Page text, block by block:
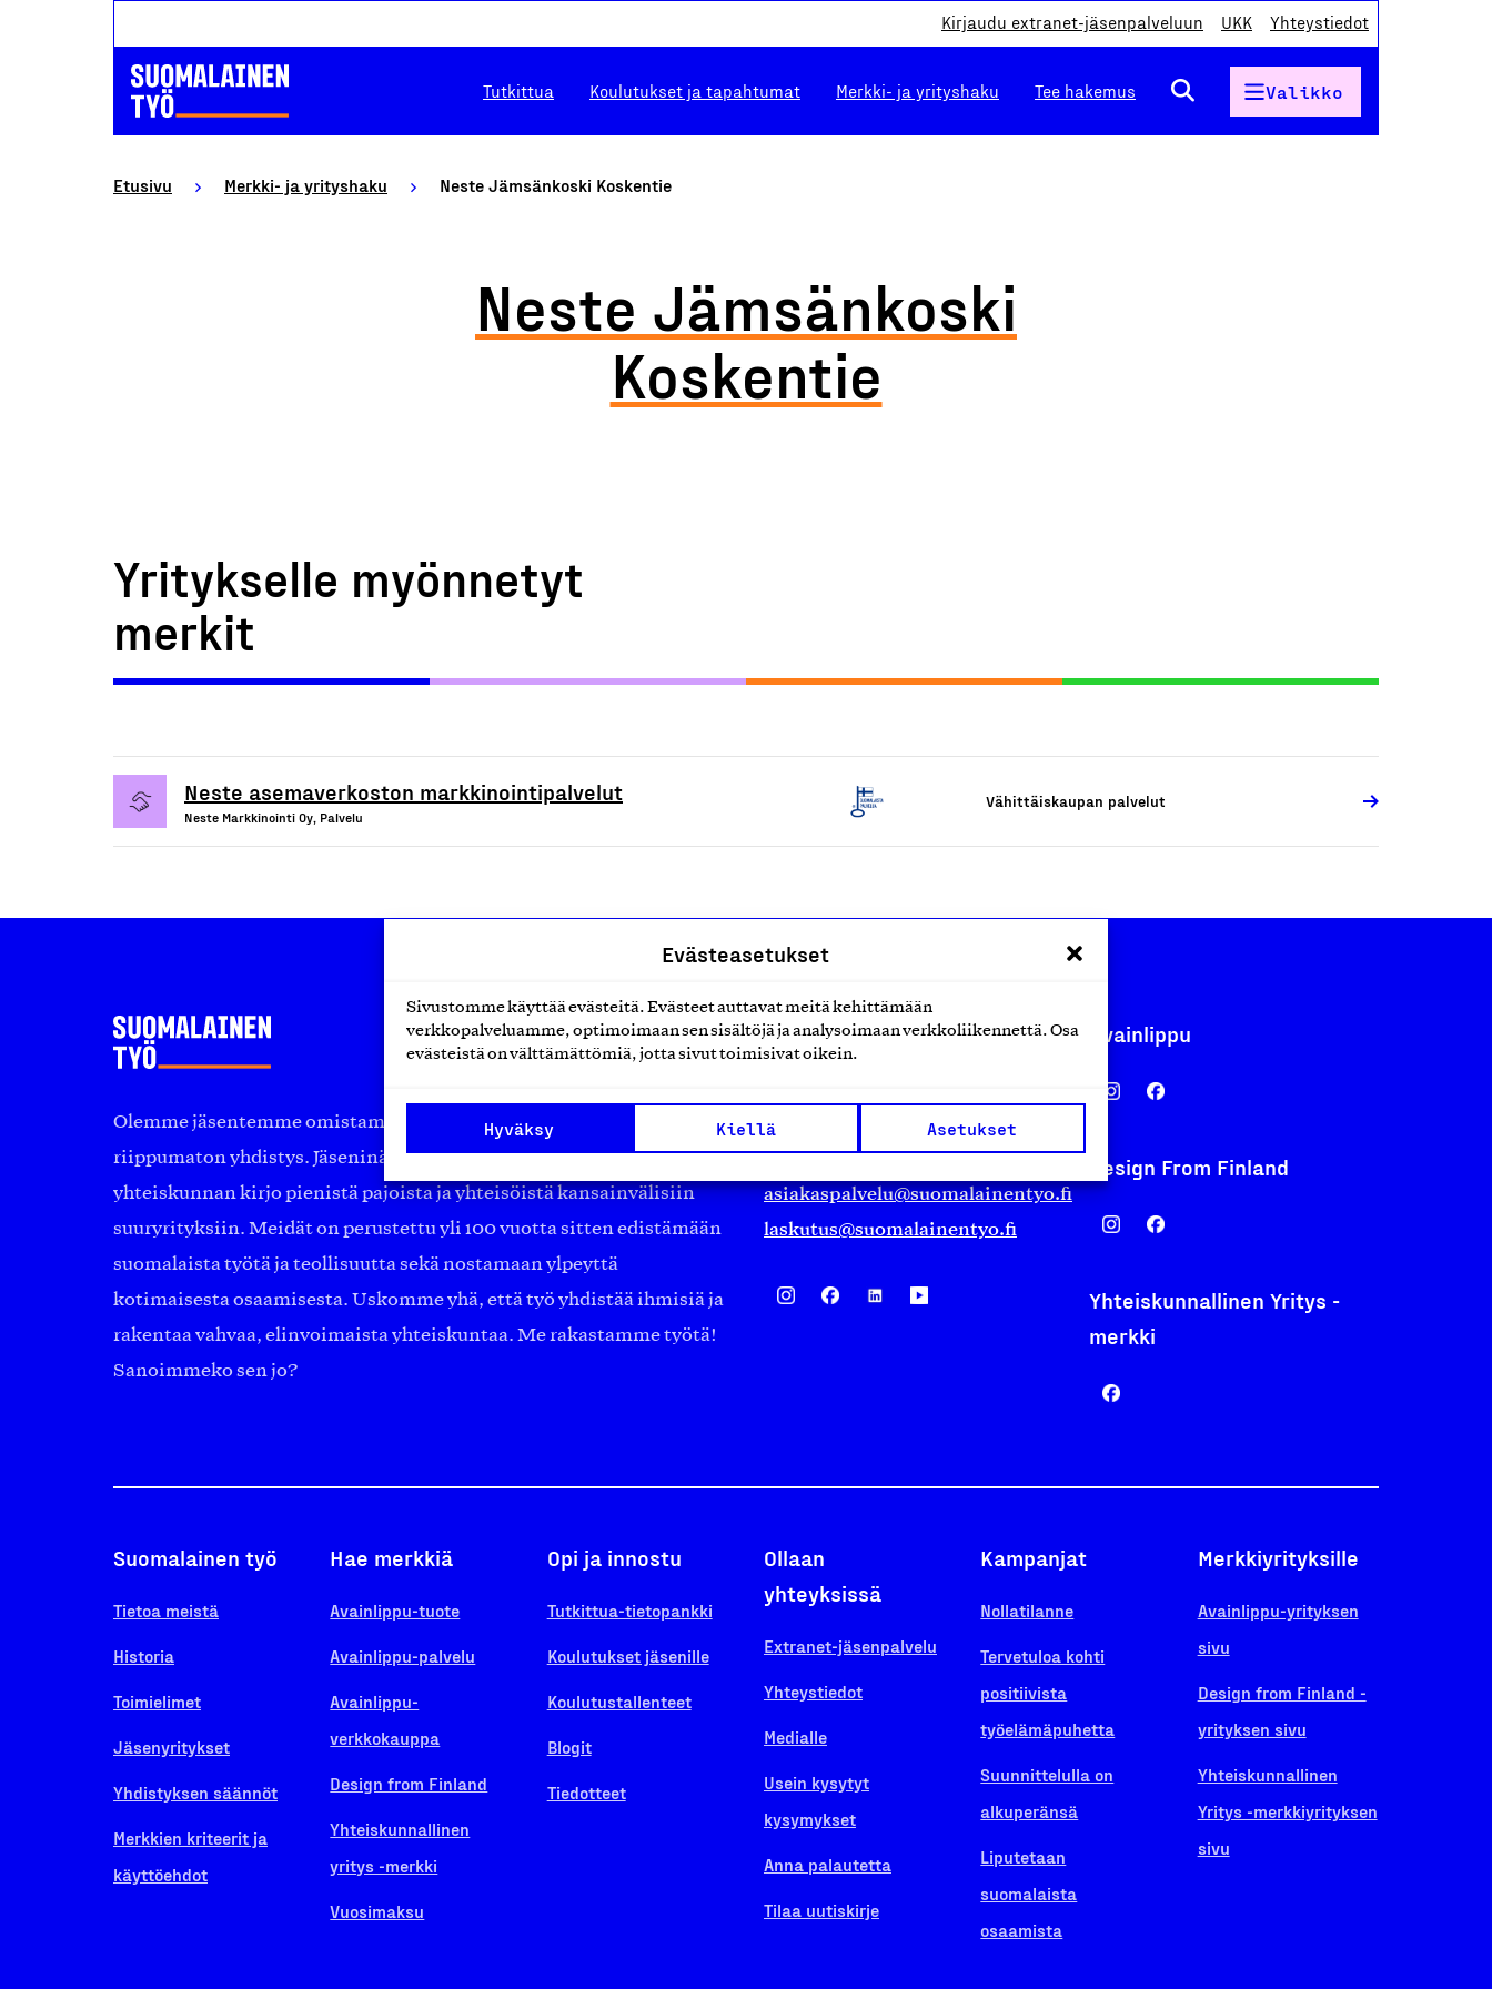
Evästeasetukset
Sivustomme käyttää evästeitä. Evästeet auttavat meitä kehittämään
verkkopalveluamme, optimoimaan sen sisältöjä ja analysoimaan verkkoliikennettä. Osa
evästeistä on välttämättömiä, jotta sivut toimisivat oikein.
Hyväksy Kiellä Asetukset
Kirjaudu extranet-jäsenpalveluun UKK Yhteystiedot
Tutkittua Koulutukset ja tapahtumat Merkki- ja yrityshaku Tee hakemus Valikko
Etusivu Merkki- ja yrityshaku Neste Jämsänkoski Koskentie
Neste Jämsänkoski
Koskentie
Yritykselle myönnetyt
merkit
Neste asemaverkoston markkinointipalvelut
Neste Markkinointi Oy, Palvelu
Vähittäiskaupan palvelut
Olemme jäsentemme omistama puolueeton, työmarkkinajärjestöistä
riippumaton yhdistys. Jäseninämme on koko suomalaisen
yhteiskunnan kirjo pienistä pajoista ja yhteisöistä kansainvälisiin
suuryrityksiin. Meidät on perustettu yli 100 vuotta sitten edistämään
suomalaista työtä ja teollisuutta sekä nostamaan ylpeyttä
kotimaisesta osaamisesta. Uskomme yhä, että työ yhdistää ihmisiä ja
rakentaa vahvaa, elinvoimaista yhteiskuntaa. Me rakastamme työtä!
Sanoimmeko sen jo?
Suomalainen työ ry
00130 Helsinki
Finland
asiakaspalvelu@suomalainentyo.fi
laskutus@suomalainentyo.fi
Avainlippu
Design From Finland
Yhteiskunnallinen Yritys -
merkki
Suomalainen työ
Tietoa meistä
Historia
Toimielimet
Jäsenyritykset
Yhdistyksen säännöt
Merkkien kriteerit ja
käyttöehdot
Hae merkkiä
Avainlippu-tuote
Avainlippu-palvelu
Avainlippu-
verkkokauppa
Design from Finland
Yhteiskunnallinen
yritys -merkki
Vuosimaksu
Opi ja innostu
Tutkittua-tietopankki
Koulutukset jäsenille
Koulutustallenteet
Blogit
Tiedotteet
Ollaan
yhteyksissä
Extranet-jäsenpalvelu
Yhteystiedot
Medialle
Usein kysytyt
kysymykset
Anna palautetta
Tilaa uutiskirje
Kampanjat
Nollatilanne
Tervetuloa kohti
positiivista
työelämäpuhetta
Suunnittelulla on
alkuperänsä
Liputetaan
suomalaista
osaamista
Merkkiyrityksille
Avainlippu-yrityksen
sivu
Design from Finland -
yrityksen sivu
Yhteiskunnallinen
Yritys -merkkiyrityksen
sivu